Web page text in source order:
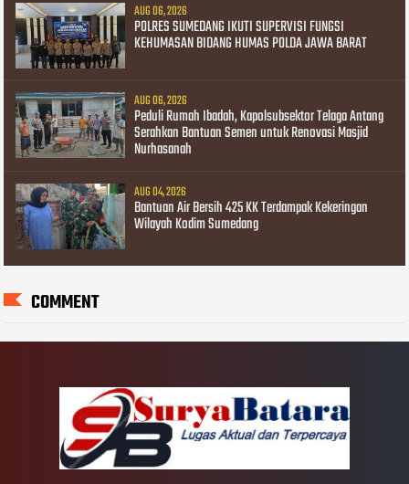
AUG 06, 2026
POLRES SUMEDANG IKUTI SUPERVISI FUNGSI
KEHUMASAN BIDANG HUMAS POLDA JAWA BARAT
AUG 06, 2026
Peduli Rumah Ibadah, Kapolsubsektor Telaga Antang
Serahkan Bantuan Semen untuk Renovasi Masjid
Nurhasanah
AUG 04, 2026
Bantuan Air Bersih 425 KK Terdampak Kekeringan
Wilayah Kodim Sumedang
COMMENT